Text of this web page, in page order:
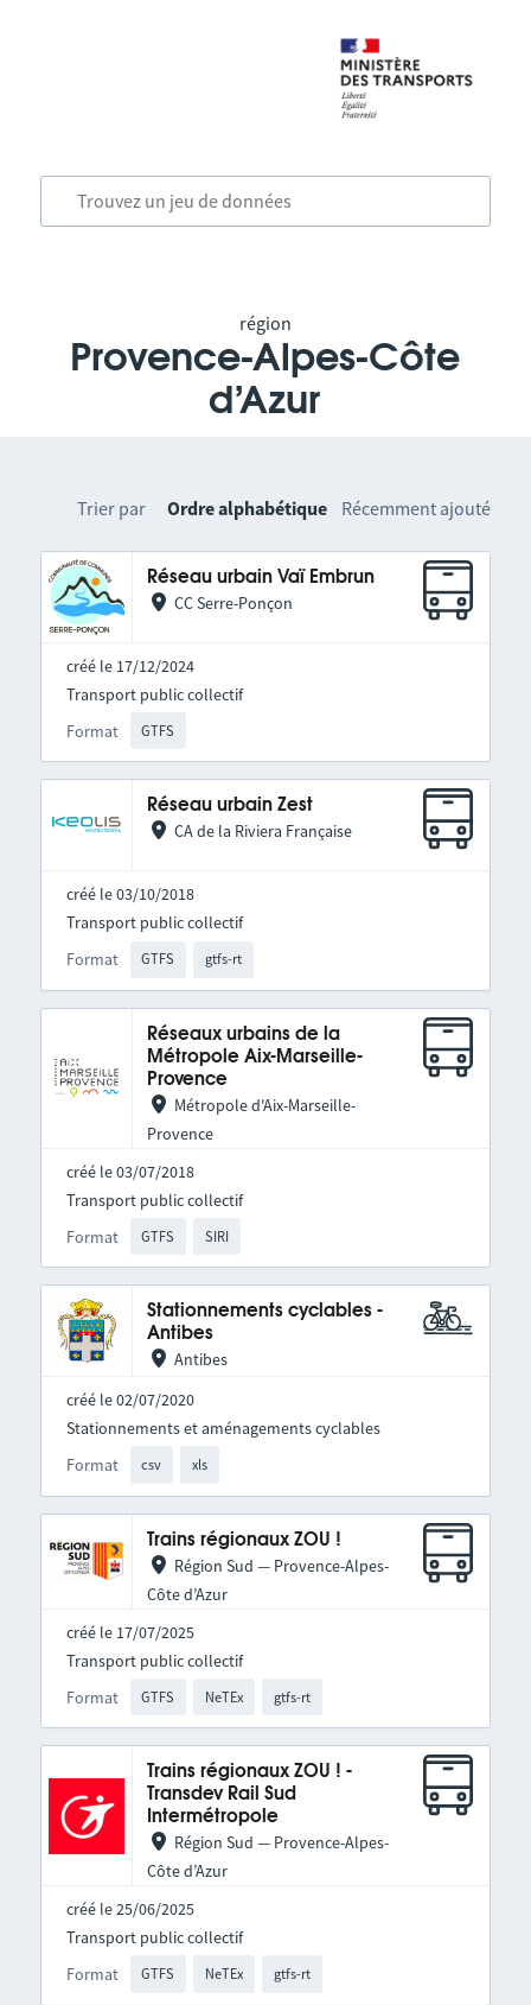
région
Provence-Alpes-Côte
d’Azur
Trier par Ordre alphabétique Récemment ajouté
Réseau urbain Vaï Embrun
CC Serre-Ponçon
créé le 17/12/2024
Format GTFS
Transport public collectif
Réseau urbain Zest
CA de la Riviera Française
créé le 03/10/2018
Format GTFS gtfs-rt
Transport public collectif
Réseaux urbains de la
Métropole Aix-Marseille-
Provence
Métropole d'Aix-Marseille-
Provence
créé le 03/07/2018
Format GTFS SIRI
Transport public collectif
Stationnements cyclables -
Antibes
Antibes
créé le 02/07/2020
Format csv xls
Stationnements et aménagements cyclables
Trains régionaux ZOU !
Région Sud — Provence-Alpes-
Côte d’Azur
créé le 17/07/2025
Format GTFS NeTEx gtfs-rt
Transport public collectif
Trains régionaux ZOU ! -
Transdev Rail Sud
Intermétropole
Région Sud — Provence-Alpes-
Côte d’Azur
créé le 25/06/2025
Format GTFS NeTEx gtfs-rt
Transport public collectif